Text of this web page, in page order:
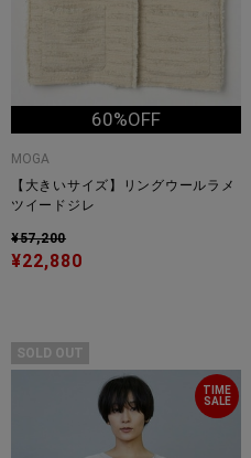
60%OFF
MOGA
【大きいサイズ】リングウールラメ
ツイードジレ
¥57,200
¥22,880
SOLD OUT
TIME
SALE